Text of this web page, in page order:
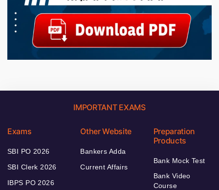
IMPORTANT EXAMS
Exams
SBI PO 2026
SBI Clerk 2026
IBPS PO 2026
Other Website
Bankers Adda
Current Affairs
Preparation
Products
Bank Mock Test
Bank Video
Course